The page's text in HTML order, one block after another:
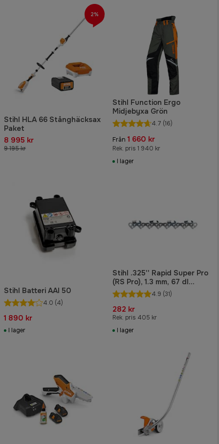
Stihl HLA 66 Stånghäcksax
Paket
8 995 kr
9 195 kr
2%
Stihl Function Ergo
Midjebyxa Grön
4.7 (16)
Från 1 660 kr
Rek. pris 1 940 kr
I lager
Stihl Batteri AAI 50
4.0 (4)
1 890 kr
I lager
Stihl .325'' Rapid Super Pro
(RS Pro), 1.3 mm, 67 dl
Sågkedja
4.9 (31)
282 kr
Rek. pris 405 kr
I lager